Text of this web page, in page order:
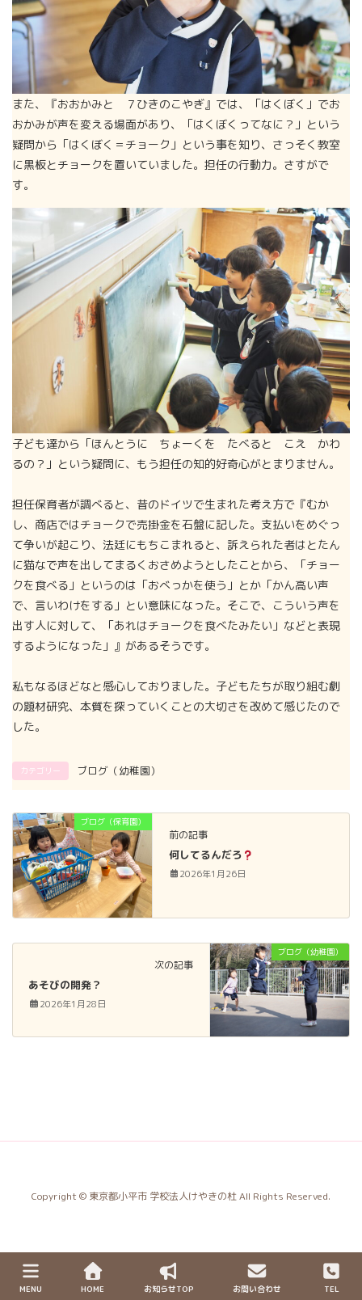
また、『おおかみと ７ひきのこやぎ』では、「はくぼく」でお
おかみが声を変える場面があり、「はくぼくってなに？」という
疑問から「はくぼく＝チョーク」という事を知り、さっそく教室
に黒板とチョークを置いていました。担任の行動力。さすがで
す。
子ども達から「ほんとうに ちょーくを たべると こえ かわ
るの？」という疑問に、もう担任の知的好奇心がとまりません。
担任保育者が調べると、昔のドイツで生まれた考え方で『むか
し、商店ではチョークで売掛金を石盤に記した。支払いをめぐっ
て争いが起こり、法廷にもちこまれると、訴えられた者はとたん
に猫なで声を出してまるくおさめようとしたことから、「チョー
クを食べる」というのは「おべっかを使う」とか「かん高い声
で、言いわけをする」とい意味になった。そこで、こういう声を
出す人に対して、「あれはチョークを食べたみたい」などと表現
するようになった」』があるそうです。
私もなるほどなと感心しておりました。子どもたちが取り組む劇
の題材研究、本質を探っていくことの大切さを改めて感じたので
した。
カテゴリー ブログ（幼稚園）
ブログ（保育園）
前の記事
何してるんだろ
2026年1月26日
ブログ（幼稚園）
次の記事
あそびの開発？
2026年1月28日
Copyright © 東京都小平市 学校法人けやきの杜 All Rights Reserved.
MENU HOME お知らせTOP お問い合わせ TEL